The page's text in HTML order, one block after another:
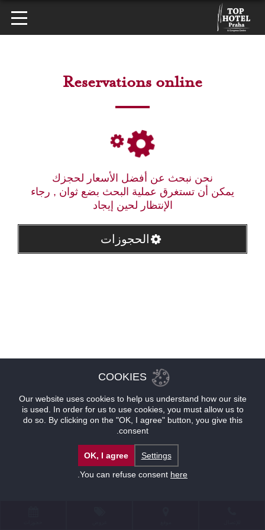
Reservations online
نحن نبحث عن أفضل الأسعار لحجزك
يمكن أن تستغرق عملية البحث بضع ثوان , رجاء
الإنتظار لحين إيجاد
الحجوزات
COOKIES
Our website uses cookies to help us understand how our site
is used. In order for us to use cookies, you must allow us to
do so. By clicking on the "OK, I agree" button, you give this
consent.
Settings
OK, I agree
You can refuse consent here
.